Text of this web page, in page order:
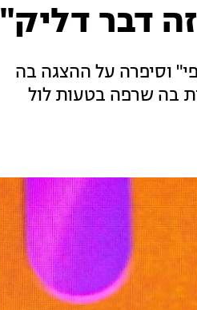
דבר דליק"
וסיפרה על ההצגה בה
בה שרפה בטעות לול